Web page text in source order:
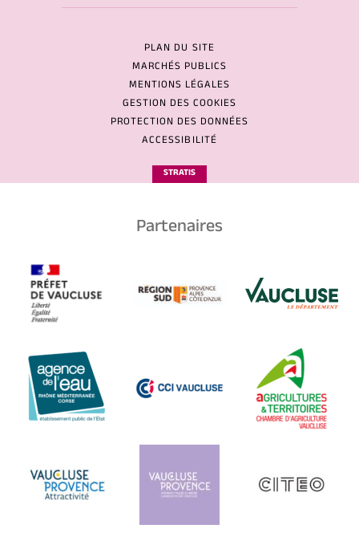
PLAN DU SITE
MARCHÉS PUBLICS
MENTIONS LÉGALES
GESTION DES COOKIES
PROTECTION DES DONNÉES
ACCESSIBILITÉ
STRATIS
Partenaires